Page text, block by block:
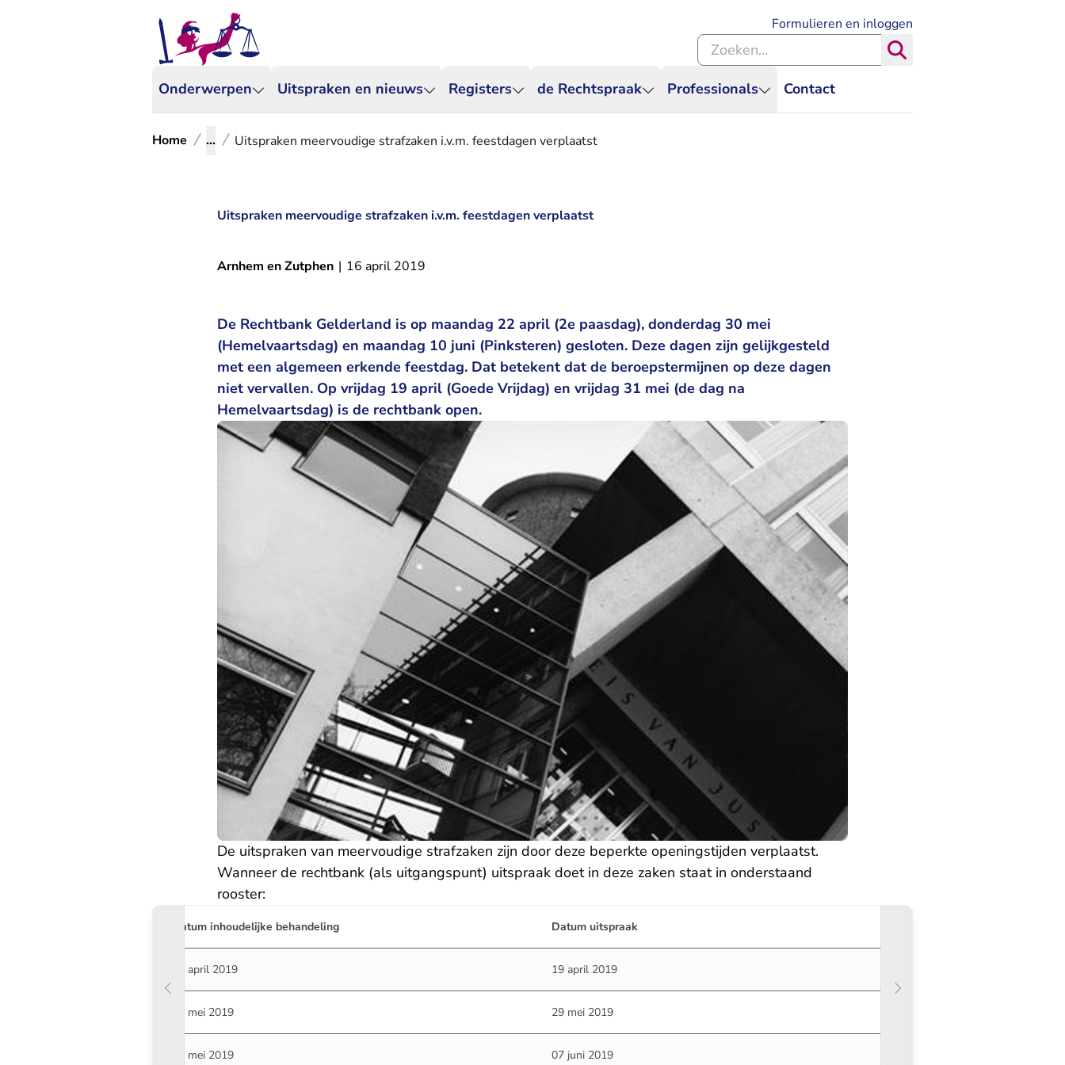
Onderwerpen Uitspraken en nieuws Registers de Rechtspraak Professionals Contact
Formulieren en inloggen
Zoeken binnen de Rechtspraak
Home ... Uitspraken meervoudige strafzaken i.v.m. feestdagen verplaatst
Uitspraken meervoudige strafzaken i.v.m. feestdagen verplaatst
Arnhem en Zutphen | 16 april 2019
De Rechtbank Gelderland is op maandag 22 april (2e paasdag), donderdag 30 mei
(Hemelvaartsdag) en maandag 10 juni (Pinksteren) gesloten. Deze dagen zijn gelijkgesteld
met een algemeen erkende feestdag. Dat betekent dat de beroepstermijnen op deze dagen
niet vervallen. Op vrijdag 19 april (Goede Vrijdag) en vrijdag 31 mei (de dag na
Hemelvaartsdag) is de rechtbank open.
De uitspraken van meervoudige strafzaken zijn door deze beperkte openingstijden verplaatst.
Wanneer de rechtbank (als uitgangspunt) uitspraak doet in deze zaken staat in onderstaand
rooster:
Datum inhoudelijke behandeling Datum uitspraak
08 april 2019 19 april 2019
16 mei 2019 29 mei 2019
27 mei 2019 07 juni 2019